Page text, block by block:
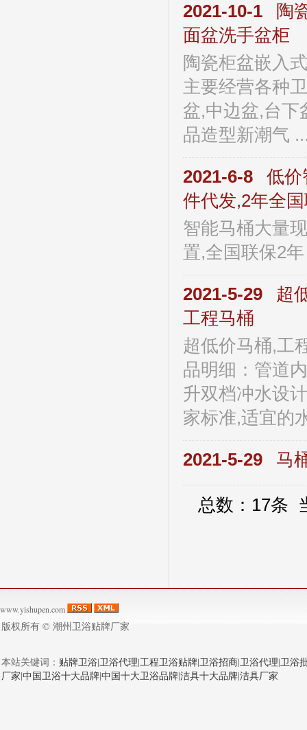
2021-10-1
陶
面盆洗手盆柜
陶瓷柜盆嵌入
主要经营各种
盆,中边盆,台下
品造型新潮气
2021-6-8
低价
件代发,2年全
智能马桶大量
置,全国联保2
2021-5-29
超
工程马桶
超低价马桶,工
品明细：管道
升双档冲水设
家标准,适宜的
2021-5-29 马
总数：17条
www.yishupen.com
版权所有 © 潮州卫浴贴牌厂家
本站关键词： 贴牌卫浴|卫浴代理|工程卫浴贴牌|卫浴招商|卫浴代理|卫浴
厂家|中国卫浴十大品牌|中国十大卫浴品牌|洁具十大品牌|洁具厂家